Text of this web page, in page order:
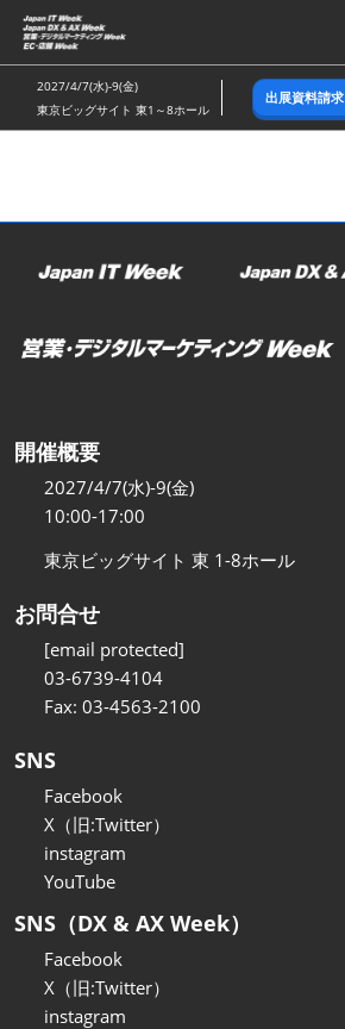
ス
キ
ッ
し
む
2027/4/7(水)-9(金)
東京ビッグサイト 東1～8ホール
出展資料請求
開催概要
2027/4/7(水)-9(金)
10:00-17:00
東京ビッグサイト 東 1-8ホール
お問合せ
[email protected]
03-6739-4104
Fax: 03-4563-2100
SNS
Facebook
X（旧:Twitter）
instagram
YouTube
SNS（DX & AX Week）
Facebook
X（旧:Twitter）
instagram